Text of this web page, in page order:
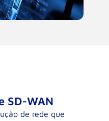
SD-WAN
de rede que